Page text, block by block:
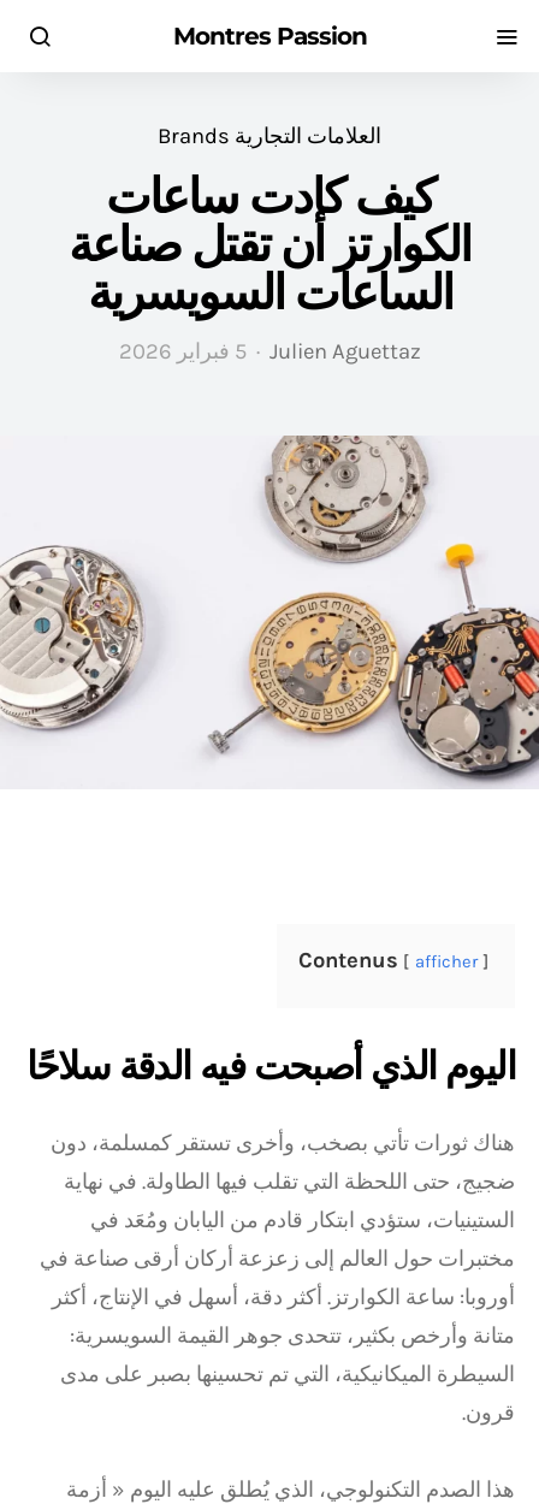
Montres Passion
العلامات التجارية Brands
كيف كادت ساعات
الكوارتز أن تقتل صناعة
الساعات السويسرية
Julien Aguettaz 5 فبراير 2026
Contenus afficher
اليوم الذي أصبحت فيه الدقة سلاحًا
هناك ثورات تأتي بصخب، وأخرى تستقر كمسلمة، دون
ضجيج، حتى اللحظة التي تقلب فيها الطاولة. في نهاية
الستينيات، ستؤدي ابتكار قادم من اليابان ومُعَد في
مختبرات حول العالم إلى زعزعة أركان أرقى صناعة في
أوروبا: ساعة الكوارتز. أكثر دقة، أسهل في الإنتاج، أكثر
متانة وأرخص بكثير، تتحدى جوهر القيمة السويسرية:
السيطرة الميكانيكية، التي تم تحسينها بصبر على مدى
قرون.
هذا الصدم التكنولوجي، الذي يُطلق عليه اليوم « أزمة